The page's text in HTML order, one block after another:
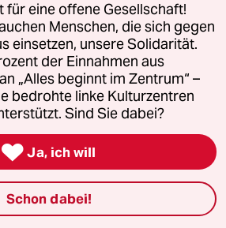
eine offene Gesellschaft!
Menschen, die sich gegen
einsetzen, unsere Solidarität.
der Einnahmen aus
„Alles beginnt im Zentrum“ –
bedrohte linke Kulturzentren
Sind Sie dabei?
 Ja, ich will
Schon dabei!